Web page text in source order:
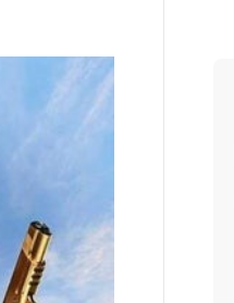
Cuộc đua xe đạp
Cúp Truyền hình